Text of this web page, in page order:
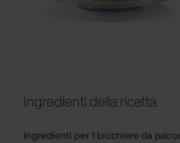
Ingredienti della ricetta
Ingredienti per 1 bicchiere da